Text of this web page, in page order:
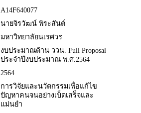
A14F640077
นายจิรวัฒน์ พิระสันต์
มหาวิทยาลัยนเรศวร
งบประมาณด้าน ววน. Full Proposal
ประจำปีงบประมาณ พ.ศ.2564
2564
การวิจัยและนวัตกรรมเพื่อแก้ไข
ปัญหาคนจนอย่างเบ็ดเสร็จและ
แม่นยำ